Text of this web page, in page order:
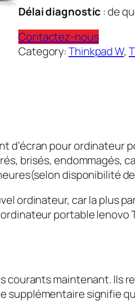
Délai diagnostic : de
Contactez-nous
Category:Thinkpad W,
d’écran pour ordinateur
brisés, endommagés,
disponibilité
ordinateur, car la plus
portable lenovo
courants maintenant. Ils
signifie